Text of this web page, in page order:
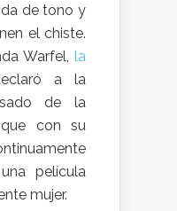
de tono y
el chiste.
Warfel, la
a la
de la
con su
película
mujer.